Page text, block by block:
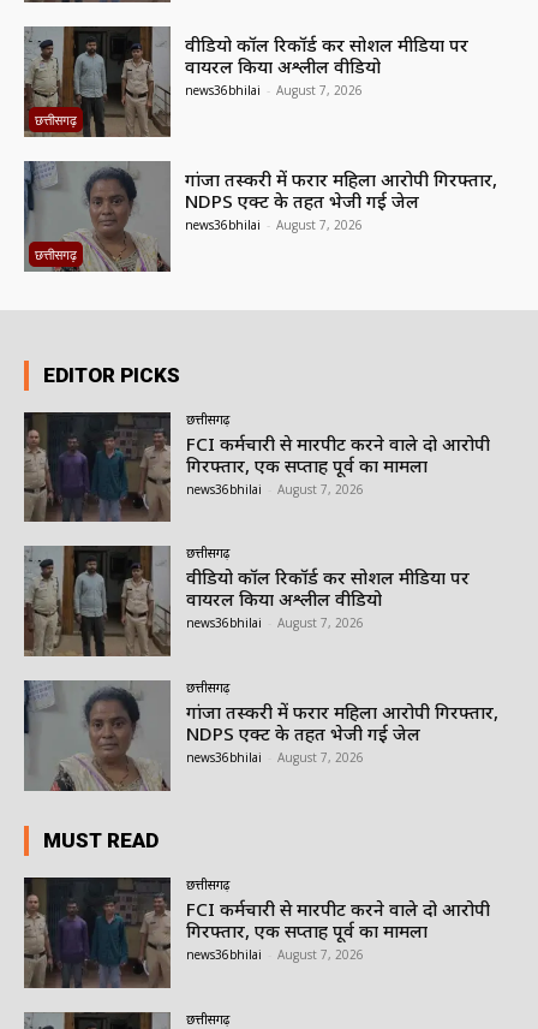
छत्तीसगढ़
वीडियो कॉल रिकॉर्ड कर सोशल मीडिया पर
वायरल किया अश्लील वीडियो
news36bhilai - August 7, 2026
छत्तीसगढ़
गांजा तस्करी में फरार महिला आरोपी गिरफ्तार,
NDPS एक्ट के तहत भेजी गई जेल
news36bhilai - August 7, 2026
EDITOR PICKS
छत्तीसगढ़
FCI कर्मचारी से मारपीट करने वाले दो आरोपी
गिरफ्तार, एक सप्ताह पूर्व का मामला
news36bhilai August 7, 2026
छत्तीसगढ़
वीडियो कॉल रिकॉर्ड कर सोशल मीडिया पर
वायरल किया अश्लील वीडियो
news36bhilai August 7, 2026
छत्तीसगढ़
गांजा तस्करी में फरार महिला आरोपी गिरफ्तार,
NDPS एक्ट के तहत भेजी गई जेल
news36bhilai August 7, 2026
MUST READ
छत्तीसगढ़
FCI कर्मचारी से मारपीट करने वाले दो आरोपी
गिरफ्तार, एक सप्ताह पूर्व का मामला
news36bhilai August 7, 2026
छत्तीसगढ़